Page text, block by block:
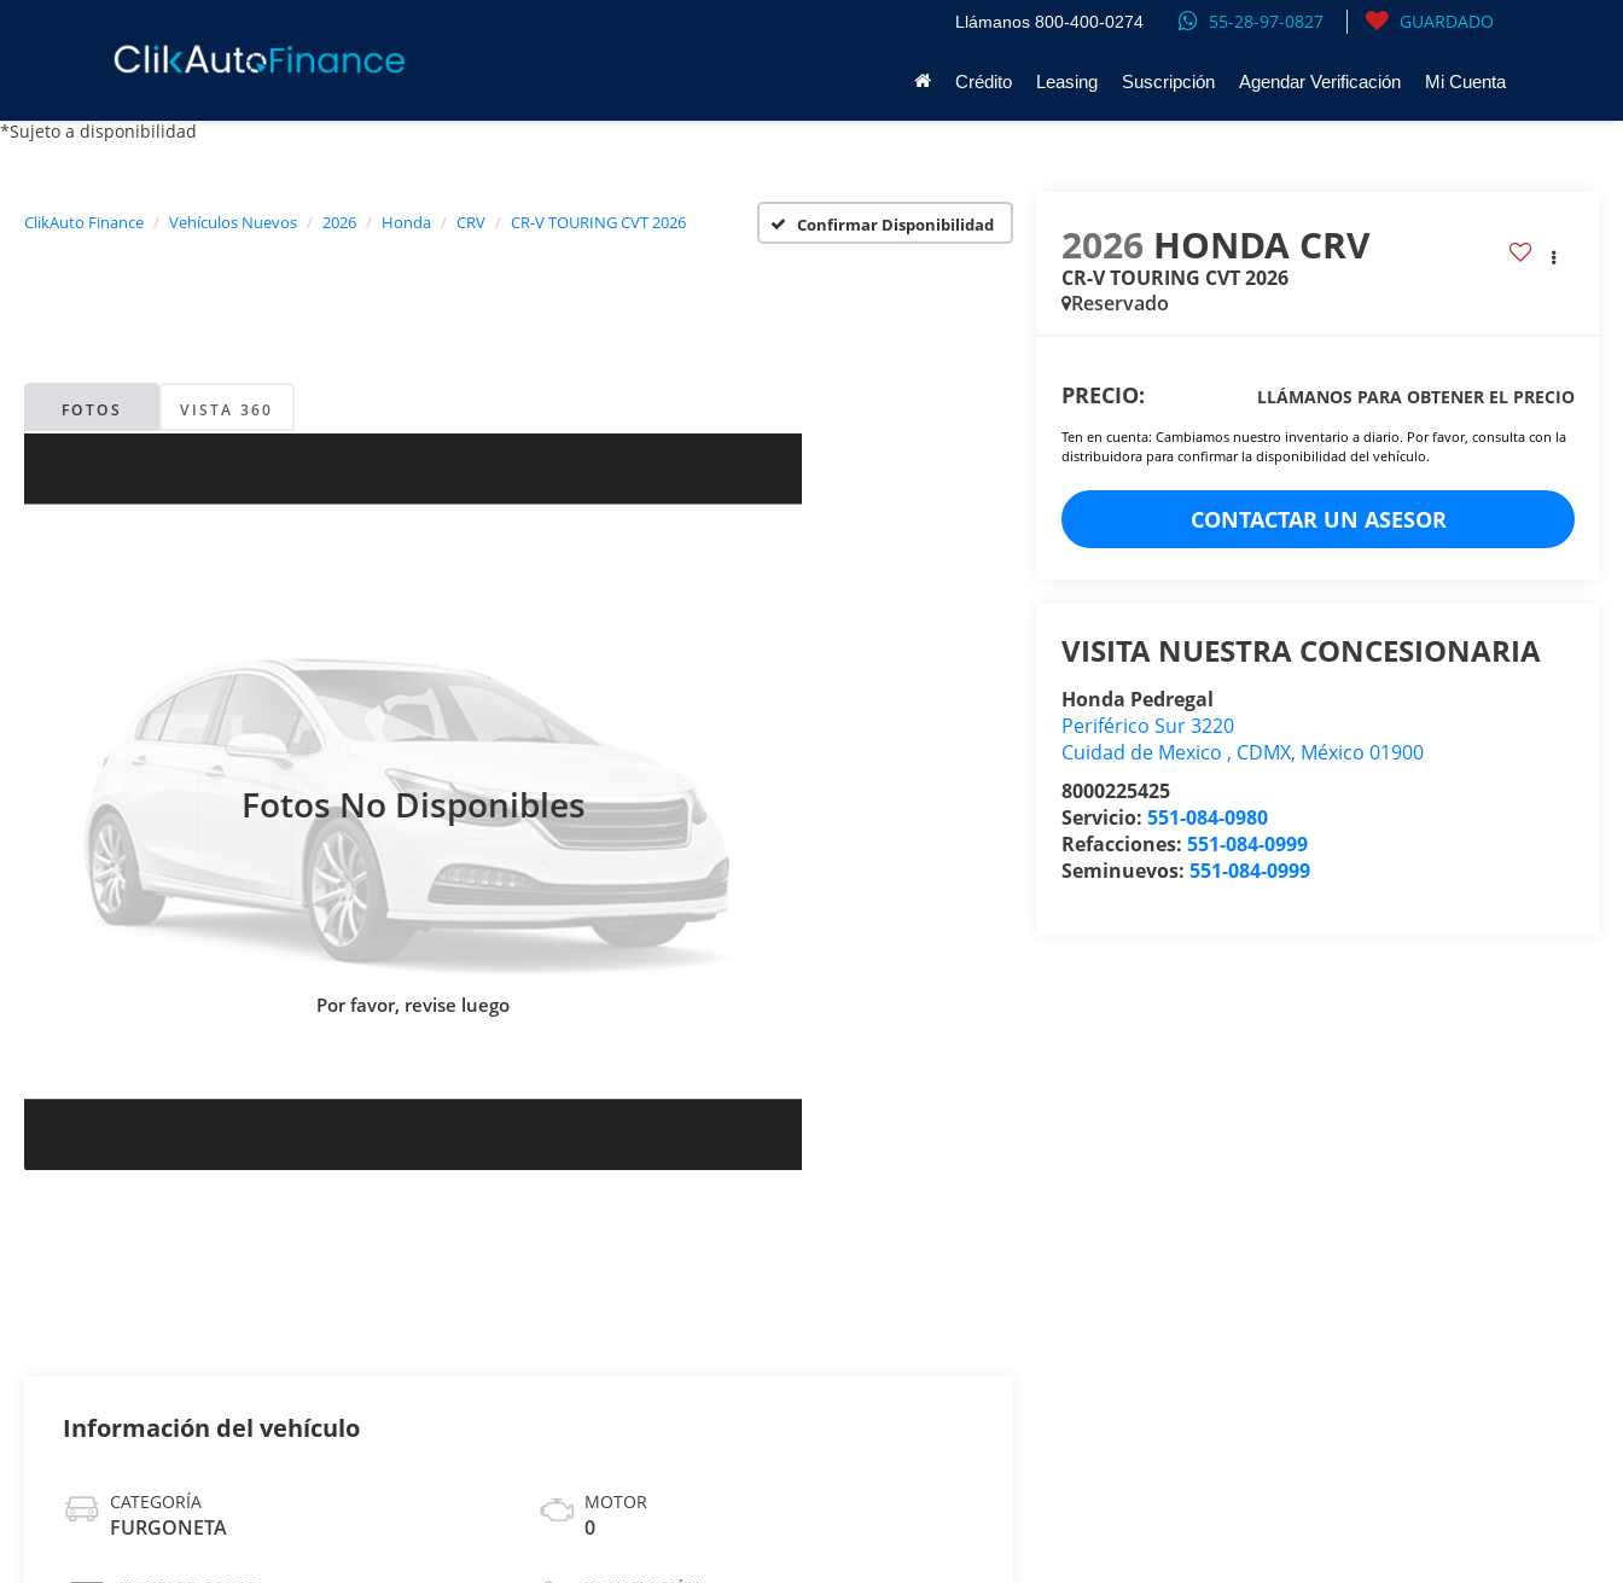
Llámanos 800-400-0274 55-28-97-0827 GUARDADO
Crédito Leasing Suscripción Agendar Verificación Mi Cuenta
*Sujeto a disponibilidad
ClikAuto Finance Vehículos Nuevos 2026 Honda CRV CR-V TOURING CVT 2026 Confirmar Disponibilidad
FOTOS VISTA 360
Fotos No Disponibles
Por favor, revise luego
2026 HONDA CRV
CR-V TOURING CVT 2026
Reservado
PRECIO: LLÁMANOS PARA OBTENER EL PRECIO
Ten en cuenta: Cambiamos nuestro inventario a diario. Por favor, consulta con la
distribuidora para confirmar la disponibilidad del vehículo.
CONTACTAR UN ASESOR
VISITA NUESTRA CONCESIONARIA
Honda Pedregal
Periférico Sur 3220
Cuidad de Mexico , CDMX, México 01900
8000225425
Servicio:551-084-0980
Refacciones:551-084-0999
Seminuevos:551-084-0999
Información del vehículo
CATEGORÍA
FURGONETA
MOTOR
0